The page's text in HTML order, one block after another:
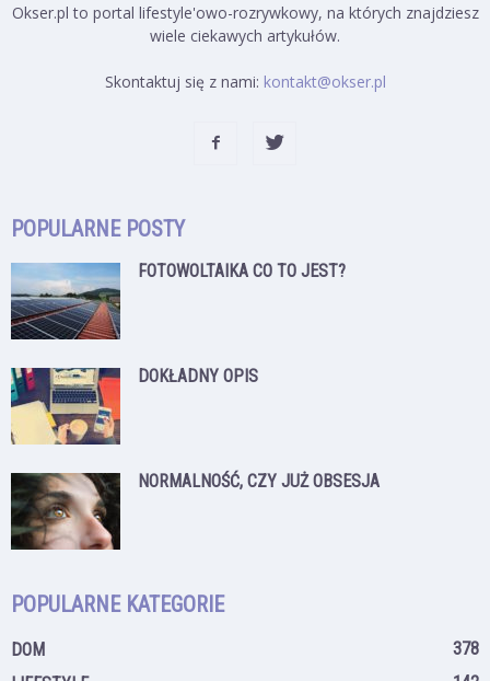
Okser.pl to portal lifestyle'owo-rozrywkowy, na których znajdziesz
wiele ciekawych artykułów.
Skontaktuj się z nami: kontakt@okser.pl
POPULARNE POSTY
FOTOWOLTAIKA CO TO JEST?
DOKŁADNY OPIS
NORMALNOŚĆ, CZY JUŻ OBSESJA
POPULARNE KATEGORIE
DOM
378